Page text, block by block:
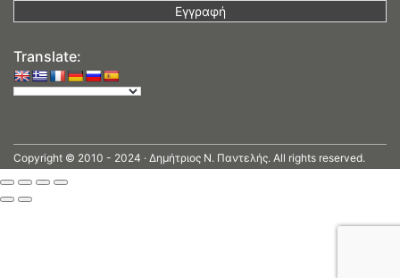
Translate:
Copyright © 2010 - 2024 · Δημήτριος N. Παντελής. All rights reserved.